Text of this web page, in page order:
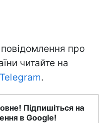
про
читайте на
.
Підпишіться на
в Google!